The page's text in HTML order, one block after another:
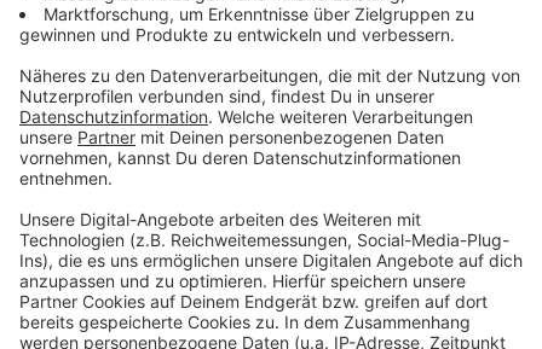
Weitere Infos und Links zum Thema:
Anzeige
Hier informiert die Stadt
So haben wir im November berichtet
So haben wir über die MIPIM berichtet
Anzeige